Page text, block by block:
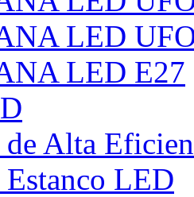
LED
LED E27
Alta
LED